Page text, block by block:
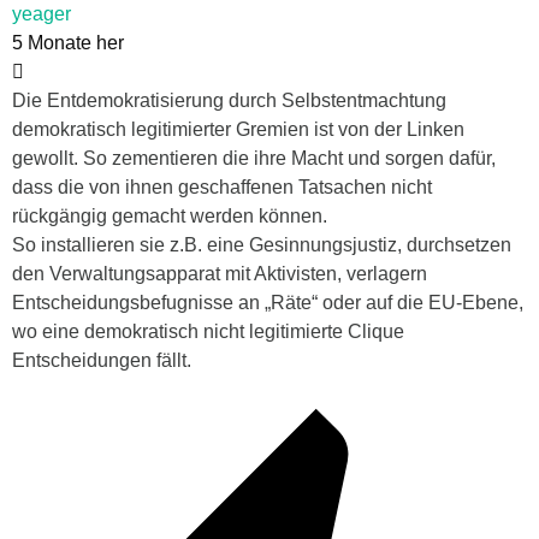
yeager
5 Monate her
Die Entdemokratisierung durch Selbstentmachtung
demokratisch legitimierter Gremien ist von der Linken
gewollt. So zementieren die ihre Macht und sorgen dafür,
dass die von ihnen geschaffenen Tatsachen nicht
rückgängig gemacht werden können.
So installieren sie z.B. eine Gesinnungsjustiz, durchsetzen
den Verwaltungsapparat mit Aktivisten, verlagern
Entscheidungsbefugnisse an „Räte“ oder auf die EU-Ebene,
wo eine demokratisch nicht legitimierte Clique
Entscheidungen fällt.